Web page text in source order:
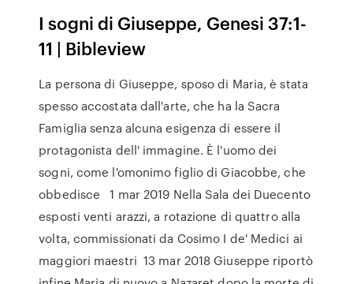
I sogni di Giuseppe, Genesi 37:1-
11 | Bibleview
La persona di Giuseppe, sposo di Maria, è stata
spesso accostata dall'arte, che ha la Sacra
Famiglia senza alcuna esigenza di essere il
protagonista dell' immagine. È l'uomo dei
sogni, come l'omonimo figlio di Giacobbe, che
obbedisce 1 mar 2019 Nella Sala dei Duecento
esposti venti arazzi, a rotazione di quattro alla
volta, commissionati da Cosimo I de' Medici ai
maggiori maestri 13 mar 2018 Giuseppe riportò